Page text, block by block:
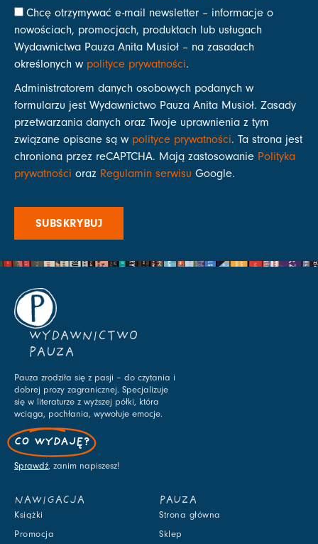
Chcę otrzymywać e-mail newsletter – informacje o
nowościach, promocjach, produktach lub usługach
Wydawnictwa Pauza Anita Musioł – na zasadach
określonych w polityce prywatności.
Administratorem danych osobowych podanych w
formularzu jest Wydawnictwo Pauza Anita Musioł. Zasady
przetwarzania danych oraz Twoje uprawnienia z tym
związane opisane są w polityce prywatności. Ta strona jest
chroniona przez reCAPTCHA. Mają zastosowanie Polityka
prywatności oraz Regulamin serwisu Google.
SUBSKRYBUJ
WYDAWNICTWO
PAUZA
Pauza zrodziła się z pasji – do czytania i
dobrej prozy zagranicznej. Specjalizuje
się w literaturze z wyższej półki, która
wciąga, pochłania, wywołuje emocje.
CO WYDAJĘ?
Sprawdź, zanim napiszesz!
NAWIGACJA
Książki
Promocja
PAUZA
Strona główna
Sklep